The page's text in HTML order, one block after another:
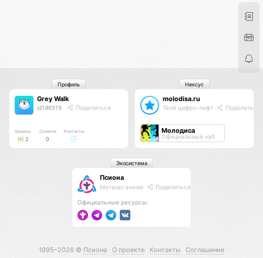
Grey Walk
id146519 Поделиться
Уровень
2
Соликов
0
Контакты
Профиль
molodisa.ru
Твой цифро-лифт Поделиться
Молодиса
Официальный хаб
Нексус
Псиона
Метаорганизм Поделиться
Официальные ресурсы:
Экосистема
1995–2026 © Псиона О проекте Контакты Соглашение